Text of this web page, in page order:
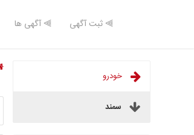
⫸ ثبت آگهی ⫸ آگهی ها
خودرو
سمند